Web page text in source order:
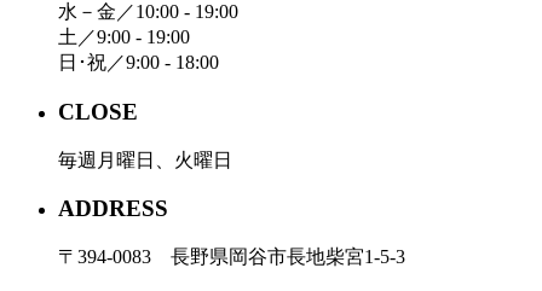
水－金／10:00 - 19:00
土／9:00 - 19:00
日･祝／9:00 - 18:00
CLOSE
毎週月曜日、火曜日
ADDRESS
〒394-0083 長野県岡谷市長地柴宮1-5-3